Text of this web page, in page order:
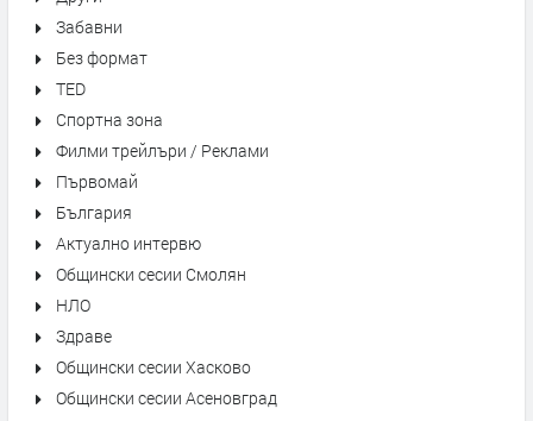
Забавни
Без формат
TED
Спортна зона
Филми трейлъри / Реклами
Първомай
България
Актуално интервю
Общински сесии Смолян
НЛО
Здраве
Общински сесии Хасково
Общински сесии Асеновград